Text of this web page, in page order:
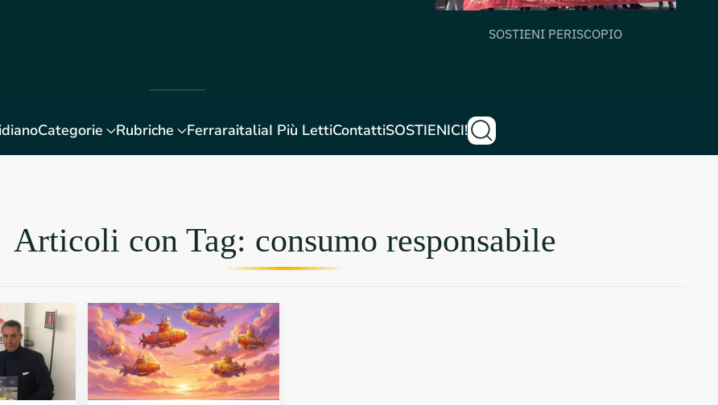
SOSTIENI PERISCOPIO
Categorie Rubriche FerraraitaliaI Più LettiContattiSOSTIENICI!
Articoli con Tag: consumo responsabile